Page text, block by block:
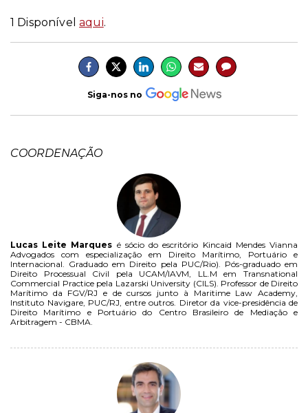
1 Disponívelaqui.
Siga-nos no
COORDENAÇÃO
Lucas Leite Marques é sócio do escritório Kincaid Mendes Vianna
Advogados com especialização em Direito Marítimo, Portuário e
Internacional. Graduado em Direito pela PUC/Rio). Pós-graduado em
Direito Processual Civil pela UCAM/IAVM, LL.M em Transnational
Commercial Practice pela Lazarski University (CILS). Professor de Direito
Marítimo da FGV/RJ e de cursos junto à Maritime Law Academy,
Instituto Navigare, PUC/RJ, entre outros. Diretor da vice-presidência de
Direito Marítimo e Portuário do Centro Brasileiro de Mediação e
Arbitragem - CBMA.